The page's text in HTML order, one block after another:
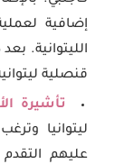
إضافية
الليتوانية.
قنصلية
تأشيرة
ليتوانيا
عليهم